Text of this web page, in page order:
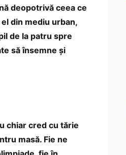
deopotrivă ceea ce
din mediu urban,
de la patru spre
să însemne și
chiar cred cu tărie
masă. Fie ne